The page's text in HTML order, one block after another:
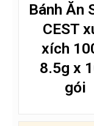
Bánh Ăn
CEST
xích
8.5g x
gói